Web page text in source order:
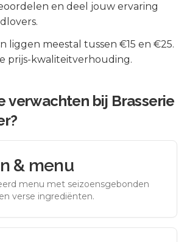
en deel jouw ervaring
liggen meestal tussen €15 en €25.
prijs-kwaliteitverhouding.
verwachten bij Brasserie
?
& menu
menu met seizoensgebonden
verse ingrediënten.